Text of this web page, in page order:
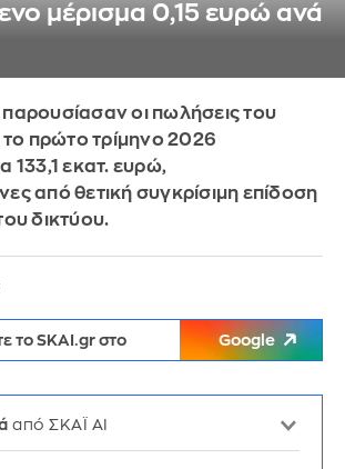
μέρισμα 0,15 ευρώ ανά
οι πωλήσεις του
πρώτο τρίμηνο 2026
133,1 εκατ. ευρώ,
από θετική συγκρίσιμη επίδοση
δικτύου.
το SKAI.gr στο Google
από ΣΚΑΪ AI